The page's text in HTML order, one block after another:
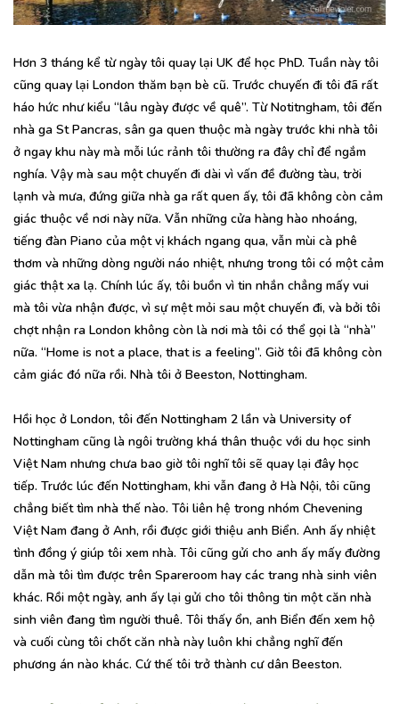
Hơn 3 tháng kể từ ngày tôi quay lại UK để học PhD. Tuần này tôi
cũng quay lại London thăm bạn bè cũ. Trước chuyến đi tôi đã rất
háo hức như kiểu “lâu ngày được về quê”. Từ Notitngham, tôi đến
nhà ga St Pancras, sân ga quen thuộc mà ngày trước khi nhà tôi
ở ngay khu này mà mỗi lúc rảnh tôi thường ra đây chỉ để ngắm
nghía. Vậy mà sau một chuyến đi dài vì vấn đề đường tàu, trời
lạnh và mưa, đứng giữa nhà ga rất quen ấy, tôi đã không còn cảm
giác thuộc về nơi này nữa. Vẫn những cửa hàng hào nhoáng,
tiếng đàn Piano của một vị khách ngang qua, vẫn mùi cà phê
thơm và những dòng người náo nhiệt, nhưng trong tôi có một cảm
giác thật xa lạ. Chính lúc ấy, tôi buồn vì tin nhắn chẳng mấy vui
mà tôi vừa nhận được, vì sự mệt mỏi sau một chuyến đi, và bởi tôi
chợt nhận ra London không còn là nơi mà tôi có thể gọi là “nhà”
nữa. “Home is not a place, that is a feeling”. Giờ tôi đã không còn
cảm giác đó nữa rồi. Nhà tôi ở Beeston, Nottingham.
Hồi học ở London, tôi đến Nottingham 2 lần và University of
Nottingham cũng là ngôi trường khá thân thuộc với du học sinh
Việt Nam nhưng chưa bao giờ tôi nghĩ tôi sẽ quay lại đây học
tiếp. Trước lúc đến Nottingham, khi vẫn đang ở Hà Nội, tôi cũng
chẳng biết tìm nhà thế nào. Tôi liên hệ trong nhóm Chevening
Việt Nam đang ở Anh, rồi được giới thiệu anh Biển. Anh ấy nhiệt
tình đồng ý giúp tôi xem nhà. Tôi cũng gửi cho anh ấy mấy đường
dẫn mà tôi tìm được trên Spareroom hay các trang nhà sinh viên
khác. Rồi một ngày, anh ấy lại gửi cho tôi thông tin một căn nhà
sinh viên đang tìm người thuê. Tôi thấy ổn, anh Biển đến xem hộ
và cuối cùng tôi chốt căn nhà này luôn khi chẳng nghĩ đến
phương án nào khác. Cứ thế tôi trở thành cư dân Beeston.